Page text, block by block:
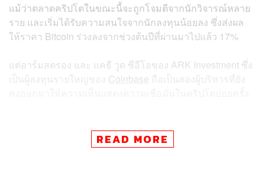
แม้ว่าตลาดคริปโตในขณะนี้จะถูกโจมตีจากนักวิจารณ์หลาย
ราย และเริ่มได้รับความสนใจจากนักลงทุนน้อยลง ซึ่งส่งผล
ให้ราคา Bitcoin ร่วงลงจากช่วงต้นปีที่ผ่านมาไปแล้ว 17%
แต่อาร์มสตรอง และ แคธี วูด ซีอีโอของ ARK Investment ซึ่ง
เป็นผู้ลงทุนรายใหญ่ของ Coinbase ถือเป็นสองผู้บริหารที่ยัง
ว่ามีโอกาสเติบโตได้สูง พร้อมวิจารณ์ความชัดเจนของกฎ
ระเบียบเกี่ยวกับคริปโตในสหรัฐฯ ที่มีความล่าช้า
READ MORE